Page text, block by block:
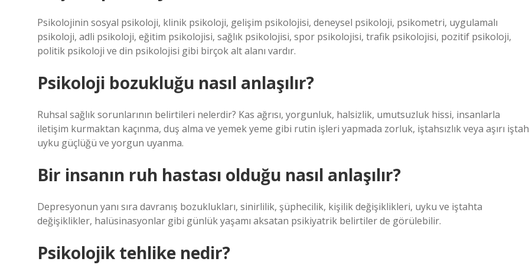
Psikolojinin sosyal psikoloji, klinik psikoloji, gelişim psikolojisi, deneysel psikoloji, psikometri, uygulamalı
psikoloji, adli psikoloji, eğitim psikolojisi, sağlık psikolojisi, spor psikolojisi, trafik psikolojisi, pozitif psikoloji,
politik psikoloji ve din psikolojisi gibi birçok alt alanı vardır.
Psikoloji bozukluğu nasıl anlaşılır?
Ruhsal sağlık sorunlarının belirtileri nelerdir? Kas ağrısı, yorgunluk, halsizlik, umutsuzluk hissi, insanlarla
iletişim kurmaktan kaçınma, duş alma ve yemek yeme gibi rutin işleri yapmada zorluk, iştahsızlık veya aşırı
uyku güçlüğü ve yorgun uyanma.
Bir insanın ruh hastası olduğu nasıl anlaşılır?
Depresyonun yanı sıra davranış bozuklukları, sinirlilik, şüphecilik, kişilik değişiklikleri, uyku ve iştahta
değişiklikler, halüsinasyonlar gibi günlük yaşamı aksatan psikiyatrik belirtiler de görülebilir.
Psikolojik tehlike nedir?